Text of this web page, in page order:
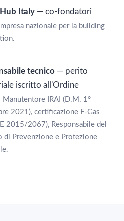
Italy — co-fondatori
nazionale per la building
tecnico — perito
iscritto all'Ordine
Manutentore IRAI (D.M. 1°
2021), certificazione F-Gas
2015/2067), Responsabile del
di Prevenzione e Protezione